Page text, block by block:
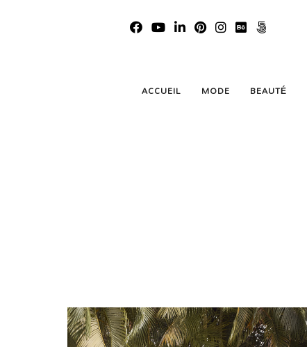
ACCUEIL MODE BEAUTÉ